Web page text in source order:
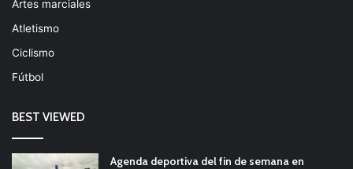
Artes marciales
Atletismo
Ciclismo
Fútbol
BEST VIEWED
Agenda deportiva del fin de semana en